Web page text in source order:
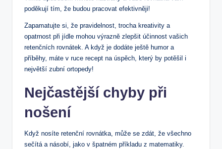
poděkují tím, že budou pracovat efektivněji!
Zapamatujte si, že pravidelnost, trocha kreativity a
opatrnost při jídle mohou výrazně zlepšit účinnost vašich
retenčních rovnátek. A když je dodáte ještě humor a
příběhy, máte v ruce recept na úspěch, který by potěšil i
největší zubní ortopedy!
Nejčastější chyby při
nošení
Když nosíte retenční rovnátka, může se zdát, že všechno
sečítá a násobí, jako v špatném příkladu z matematiky.